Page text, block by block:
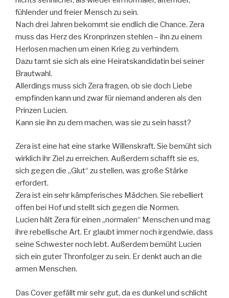
fühlender und freier Mensch zu sein.
Nach drei Jahren bekommt sie endlich die Chance. Zera
muss das Herz des Kronprinzen stehlen – ihn zu einem
Herlosen machen um einen Krieg zu verhindern.
Dazu tarnt sie sich als eine Heiratskandidatin bei seiner
Brautwahl.
Allerdings muss sich Zera fragen, ob sie doch Liebe
empfinden kann und zwar für niemand anderen als den
Prinzen Lucien.
Kann sie ihn zu dem machen, was sie zu sein hasst?
Zera ist eine hat eine starke Willenskraft. Sie bemüht sich
wirklich ihr Ziel zu erreichen. Außerdem schafft sie es,
sich gegen die „Glut“ zu stellen, was große Stärke
erfordert.
Zera ist ein sehr kämpferisches Mädchen. Sie rebelliert
offen bei Hof und stellt sich gegen die Normen.
Lucien hält Zera für einen „normalen“ Menschen und mag
ihre rebellische Art. Er glaubt immer noch irgendwie, dass
seine Schwester noch lebt. Außerdem bemüht Lucien
sich ein guter Thronfolger zu sein. Er denkt auch an die
armen Menschen.
Das Cover gefällt mir sehr gut, da es dunkel und schlicht